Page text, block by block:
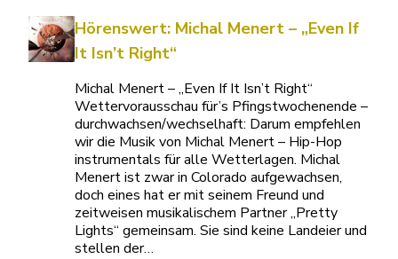
Hörenswert: Michal Menert – „Even If
It Isn’t Right“
Michal Menert – „Even If It Isn’t Right“
Wettervorausschau für’s Pfingstwochenende –
durchwachsen/wechselhaft: Darum empfehlen
wir die Musik von Michal Menert – Hip-Hop
instrumentals für alle Wetterlagen. Michal
Menert ist zwar in Colorado aufgewachsen,
doch eines hat er mit seinem Freund und
zeitweisen musikalischem Partner „Pretty
Lights“ gemeinsam. Sie sind keine Landeier und
stellen der…